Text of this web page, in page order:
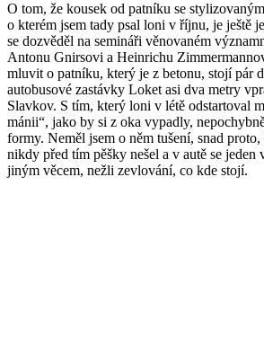
O tom, že kousek od patníku se
o kterém jsem tady psal loni v říjnu, je ještě
se dozvěděl na semináři věnovaném
Antonu Gnirsovi a Heinrichu
mluvit o patníku, který je z betonu, stojí pár
autobusové zastávky Loket asi dva metry
Slavkov. S tím, který loni v létě odstartoval
mánii“, jako by si z oka vypadly,
formy. Neměl jsem o něm tušení, snad proto,
nikdy před tím pěšky nešel a v autě se
jiným věcem, nežli zevlování, co kde stojí.